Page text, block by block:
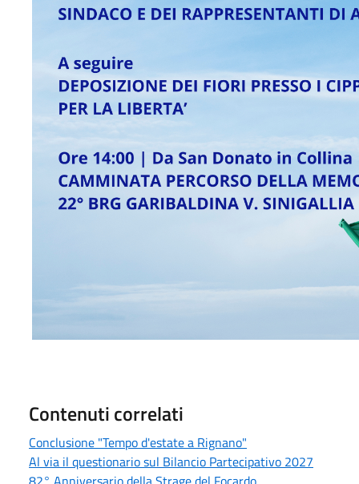
Contenuti correlati
Conclusione "Tempo d'estate a Rignano"
Al via il questionario sul Bilancio Partecipativo 2027